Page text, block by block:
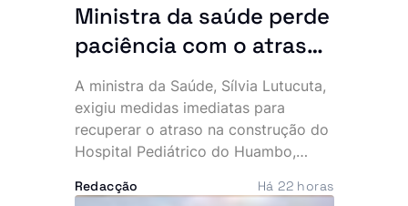
Ministra da saúde perde
paciência com o atraso
do hospital de 140
milhões de dólares no
Huambo
A ministra da Saúde, Sílvia Lutucuta,
exigiu medidas imediatas para
recuperar o atraso na construção do
Hospital Pediátrico do Huambo,
empreitada, iniciada em 2023,
Redacção Há 22 horas